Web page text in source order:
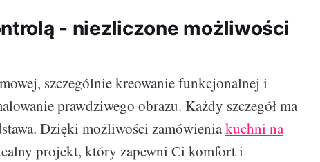
- niezliczone możliwości
szczególnie kreowanie funkcjonalnej i
prawdziwego obrazu. Każdy szczegół ma
Dzięki możliwości zamówieniakuchni na
projekt, który zapewni Ci komfort i